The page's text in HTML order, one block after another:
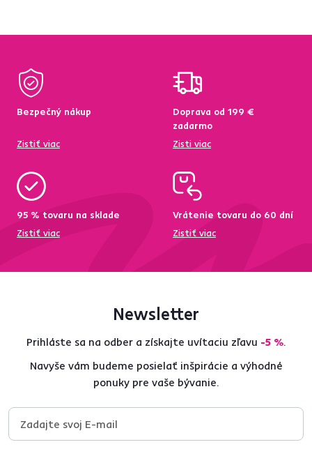
Bezpečný nákup
Zistiť viac
Doprava od 199 €
zadarmo
Zisti viac
95 % tovaru na sklade
Zistiť viac
Vrátenie tovaru do 60 dní
Zistiť viac
Newsletter
Prihláste sa na odber a získajte uvítaciu zľavu -5 %.
Navyše vám budeme posielať inšpirácie a výhodné
ponuky pre vaše bývanie.